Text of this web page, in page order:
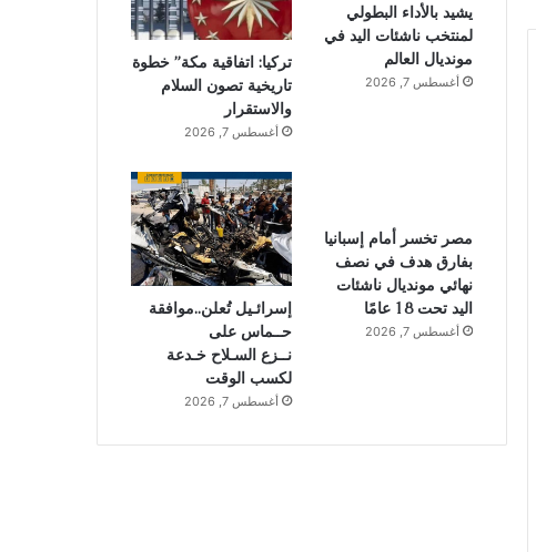
يشيد بالأداء البطولي
لمنتخب ناشئات اليد في
مونديال العالم
أغسطس 7, 2026
تركيا: اتفاقية مكة” خطوة
تاريخية تصون السلام
والاستقرار
أغسطس 7, 2026
مصر تخسر أمام إسبانيا
بفارق هدف في نصف
نهائي مونديال ناشئات
اليد تحت 18 عامًا
أغسطس 7, 2026
إسرائـيل تُعلن..موافقة
حــماس على
نــزع السـلاح خـدعة
لكسب الوقت
أغسطس 7, 2026